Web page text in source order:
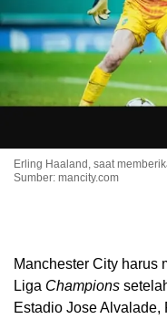
Erling Haaland, saat
Sumber: mancity.com
Manchester City harus
Liga Champions
Estadio Jose Alvalade,